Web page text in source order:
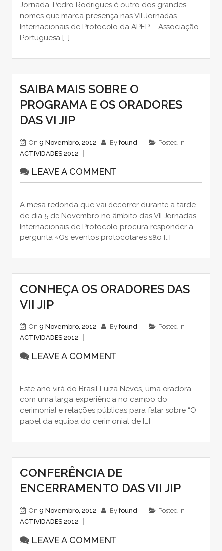
Jornada, Pedro Rodrigues é outro dos grandes
nomes que marca presença nas VII Jornadas
Internacionais de Protocolo da APEP – Associação
Portuguesa […]
SAIBA MAIS SOBRE O
PROGRAMA E OS ORADORES
DAS VI JIP
On 9 Novembro, 2012 By found
Posted in
ACTIVIDADES 2012
LEAVE A COMMENT
A mesa redonda que vai decorrer durante a tarde
de dia 5 de Novembro no âmbito das VII Jornadas
Internacionais de Protocolo procura responder à
pergunta «Os eventos protocolares são […]
CONHEÇA OS ORADORES DAS
VII JIP
On 9 Novembro, 2012 By found
Posted in
ACTIVIDADES 2012
LEAVE A COMMENT
Este ano virá do Brasil Luiza Neves, uma oradora
com uma larga experiência no campo do
cerimonial e relações públicas para falar sobre “O
papel da equipa do cerimonial de […]
CONFERÊNCIA DE
ENCERRAMENTO DAS VII JIP
On 9 Novembro, 2012 By found
Posted in
ACTIVIDADES 2012
LEAVE A COMMENT